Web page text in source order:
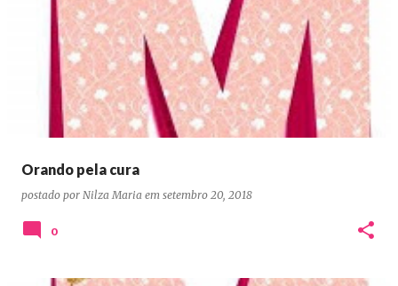
Orando pela cura
postado por Nilza Maria em setembro 20, 2018
0